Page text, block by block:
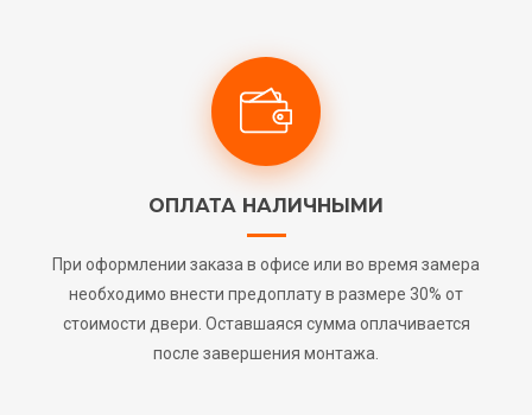
ОПЛАТА НАЛИЧНЫМИ
При оформлении заказа в офисе или во время замера
необходимо внести предоплату в размере 30% от
стоимости двери. Оставшаяся сумма оплачивается
после завершения монтажа.